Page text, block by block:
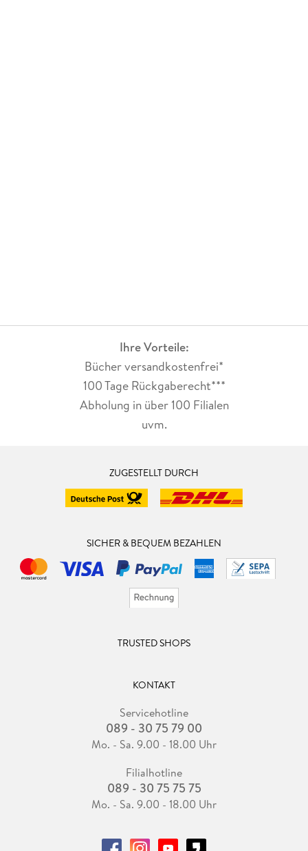
Ihre Vorteile:
Bücher versandkostenfrei*
100 Tage Rückgaberecht***
Abholung in über 100 Filialen
uvm.
ZUGESTELLT DURCH
SICHER & BEQUEM BEZAHLEN
TRUSTED SHOPS
KONTAKT
Servicehotline
089 - 30 75 79 00
Mo. - Sa. 9.00 - 18.00 Uhr
Filialhotline
089 - 30 75 75 75
Mo. - Sa. 9.00 - 18.00 Uhr